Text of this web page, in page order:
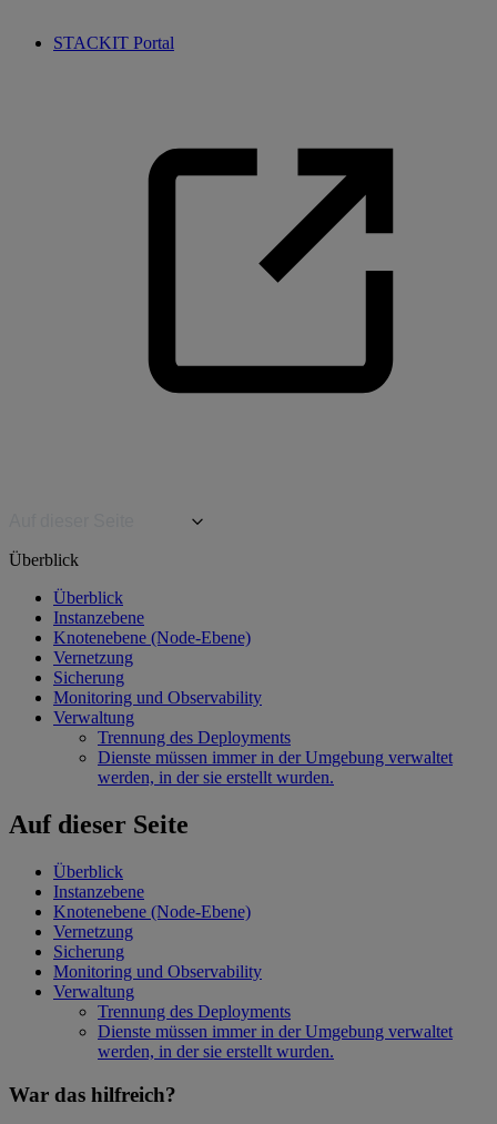
STACKIT Portal
Überblick
Überblick
Instanzebene
Knotenebene (Node-Ebene)
Vernetzung
Sicherung
Monitoring und Observability
Verwaltung
Trennung des Deployments
Dienste müssen immer in der Umgebung verwaltet
werden, in der sie erstellt wurden.
Auf dieser Seite
Überblick
Instanzebene
Knotenebene (Node-Ebene)
Vernetzung
Sicherung
Monitoring und Observability
Verwaltung
Trennung des Deployments
Dienste müssen immer in der Umgebung verwaltet
werden, in der sie erstellt wurden.
War das hilfreich?